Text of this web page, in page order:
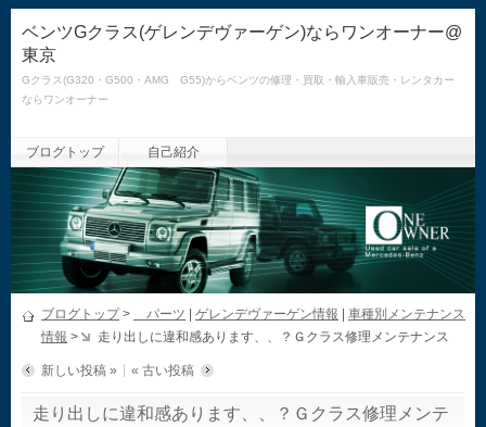
ベンツGクラス(ゲレンデヴァーゲン)ならワンオーナー@
東京
Gクラス(G320・G500・AMG G55)からベンツの修理・買取・輸入車販売・レンタカー
ならワンオーナー
ブログトップ 自己紹介
ブログトップ> パーツ ゲレンデヴァーゲン情報
車種別メンテナンス
情報 > 走り出しに違和感あります、、？Ｇクラス修理メンテナンス
新しい投稿 » « 古い投稿
走り出しに違和感あります、、？Ｇクラス修理メンテ